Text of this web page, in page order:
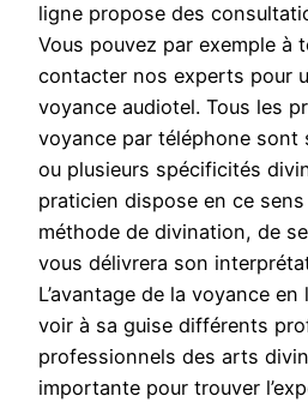
ligne propose des
Vous pouvez par exemple à
contacter nos experts pour
voyance audiotel. Tous les
voyance par téléphone sont
ou plusieurs spécificités
praticien dispose en ce
méthode de divination, de
vous délivrera son
L’avantage de la voyance
voir à sa guise différents
professionnels des arts
importante pour trouver